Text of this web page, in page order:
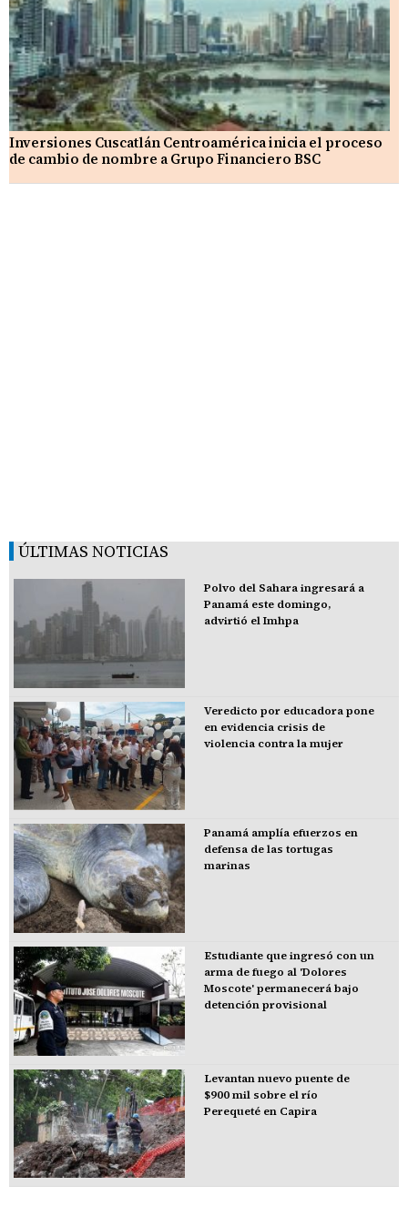
Inversiones Cuscatlán Centroamérica inicia el proceso
de cambio de nombre a Grupo Financiero BSC
ÚLTIMAS NOTICIAS
Polvo del Sahara ingresará a
Panamá este domingo,
advirtió el Imhpa
Veredicto por educadora pone
en evidencia crisis de
violencia contra la mujer
Panamá amplía efuerzos en
defensa de las tortugas
marinas
Estudiante que ingresó con un
arma de fuego al 'Dolores
Moscote' permanecerá bajo
detención provisional
Levantan nuevo puente de
$900 mil sobre el río
Perequeté en Capira